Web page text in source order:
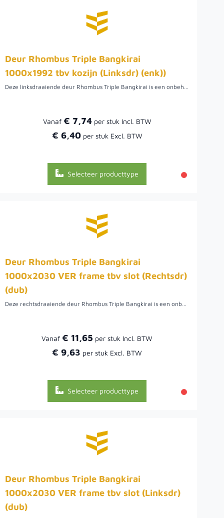
Deur Rhombus Triple Bangkirai
1000x1992 tbv kozijn (Linksdr) (enk))
Deze linksdraaiende deur Rhombus Triple Bangkirai is een onbehandeld houtsoort met goede mechanische eigenschappen en duurzaamheid, een geschikte houtsoort voor toepassingen buiten. De deur is enkelzijdig bekleed met deze triple rhombusplanken maar kan ook dubbelzijdig bekleed geleverd worden. Daarnaast is het ook mogelijk om deze deur met een kozijn te bestellen.
Vanaf € 7,74
€ 6,40
Selecteer producttype
Deur Rhombus Triple Bangkirai
1000x2030 VER frame tbv slot (Rechtsdr)
(dub)
Deze rechtsdraaiende deur Rhombus Triple Bangkirai is een onbehandeld houtsoort met goede mechanische eigenschappen en duurzaamheid, een geschikte houtsoort voor toepassingen buiten. De deur is dubbelzijdig bekleed met deze triple rhombusplanken maar kan ook enkelzijdig bekleed geleverd worden.
Vanaf € 11,65
€ 9,63
Selecteer producttype
Deur Rhombus Triple Bangkirai
1000x2030 VER frame tbv slot (Linksdr)
(dub)